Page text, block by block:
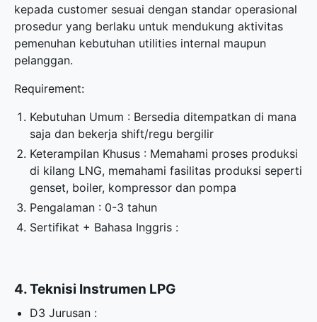
kepada customer sesuai dengan standar operasional
prosedur yang berlaku untuk mendukung aktivitas
pemenuhan kebutuhan utilities internal maupun
pelanggan.
Requirement:
Kebutuhan Umum : Bersedia ditempatkan di mana
saja dan bekerja shift/regu bergilir
Keterampilan Khusus : Memahami proses produksi
di kilang LNG, memahami fasilitas produksi seperti
genset, boiler, kompressor dan pompa
Pengalaman : 0-3 tahun
Sertifikat + Bahasa Inggris :
4. Teknisi Instrumen LPG
D3 Jurusan :